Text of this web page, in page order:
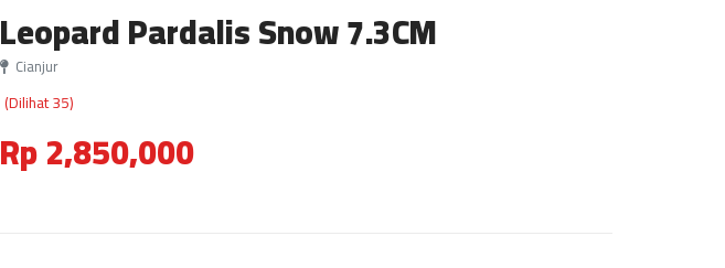
Leopard Pardalis Snow 7.3CM
Cianjur
(Dilihat 35)
Rp 2,850,000